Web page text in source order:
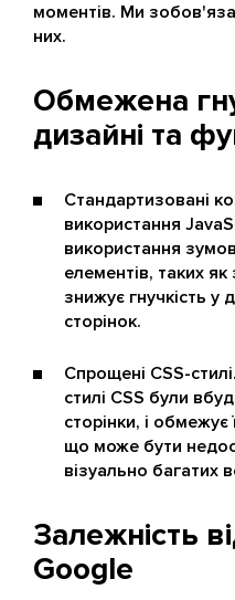
моментів. Ми
них.
Обмежена
дизайні та
Стандартизовані
використання
використання
елементів, таких
знижує гнучкість у
сторінок.
Спрощені CSS-
стилі CSS були
сторінки, і
що може бути
візуально багатих
Залежність
Google